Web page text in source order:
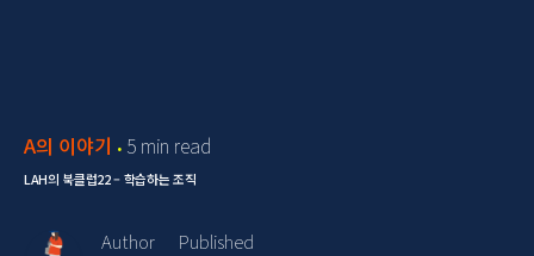
A의 이야기 5 min read
LAH의 북클럽22 – 학습하는 조직
Author
Published